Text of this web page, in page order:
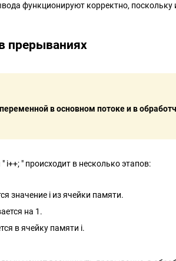
функционируют корректно,
прерываниях
в основном потоке и в
" происходит в несколько этапов:
значение i из ячейки памяти.
на 1.
в ячейку памяти i.